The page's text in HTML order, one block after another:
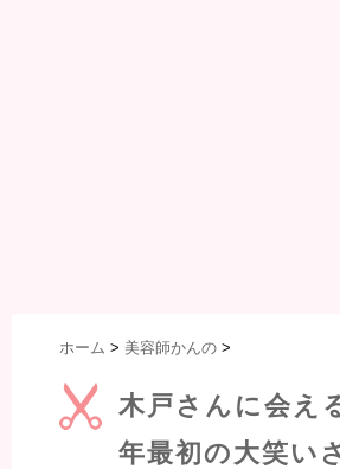
ホーム > 美容師かんの >
木戸さんに会え
年最初の大笑い